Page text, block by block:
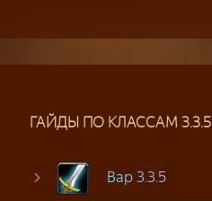
ГАЙДЫ ПО КЛАССАМ 3.3.5
Вар 3.3.5